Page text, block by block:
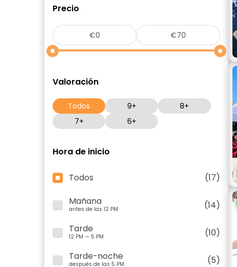
Precio
Valoración
Todos 9+
8+
7+
6+
Hora de inicio
Todos
(17)
Mañana
antes de las 12 PM
(14)
Tarde
12 PM — 5 PM
(10)
Tarde-noche
después de las 5 PM (5)